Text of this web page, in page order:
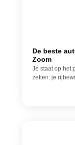
De beste
Zoom
Je staat op het
zetten: je